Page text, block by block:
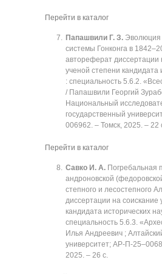
Перейти в каталог
Папашвили Г. З. Эволюция
системы Гонконга в
автореферат диссертации
ученой степени кандидата
: специальность 5.6.2.
/ Папашвили Георгий
Национальный
государственный
006962. ‒ Томск, 2025. ‒ 22
Перейти в каталог
Савко И. А. Погребальная
андроновской
степного и лесостепного
диссертации на соискание
кандидата исторических
специальность 5.6.3.
Илья Андреевич ;
университет; АР-П-
2025. ‒ 26 с.